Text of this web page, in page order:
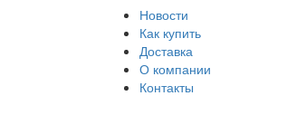
Новости
Как купить
Доставка
О компании
Контакты